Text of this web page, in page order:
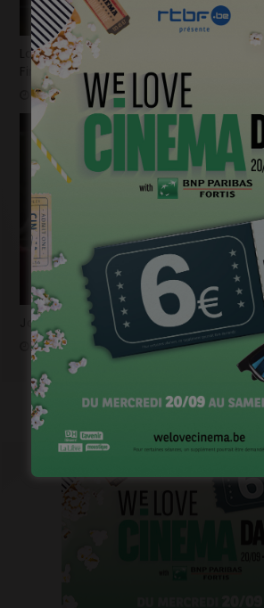
La bande-annonce du nouvel opus de
Finale » fait trembler !
mars 26, 2025
John Carpenter et Bong Joon-ho
mars 26, 2025